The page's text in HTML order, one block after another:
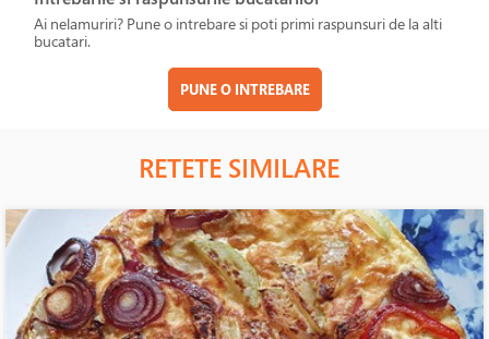
Ai nelamuriri? Pune o intrebare si poti primi raspunsuri de la alti
bucatari.
PUNE O INTREBARE
RETETE SIMILARE